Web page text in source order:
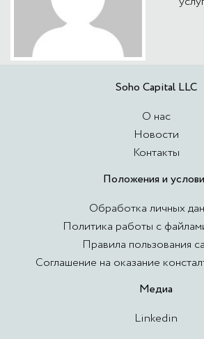
Soho Capital LLC
О нас
Новости
Контакты
Положения и
Обработка личных
Политика работы с
Правила пользования
Соглашение на оказание
Медиа
Linkedin